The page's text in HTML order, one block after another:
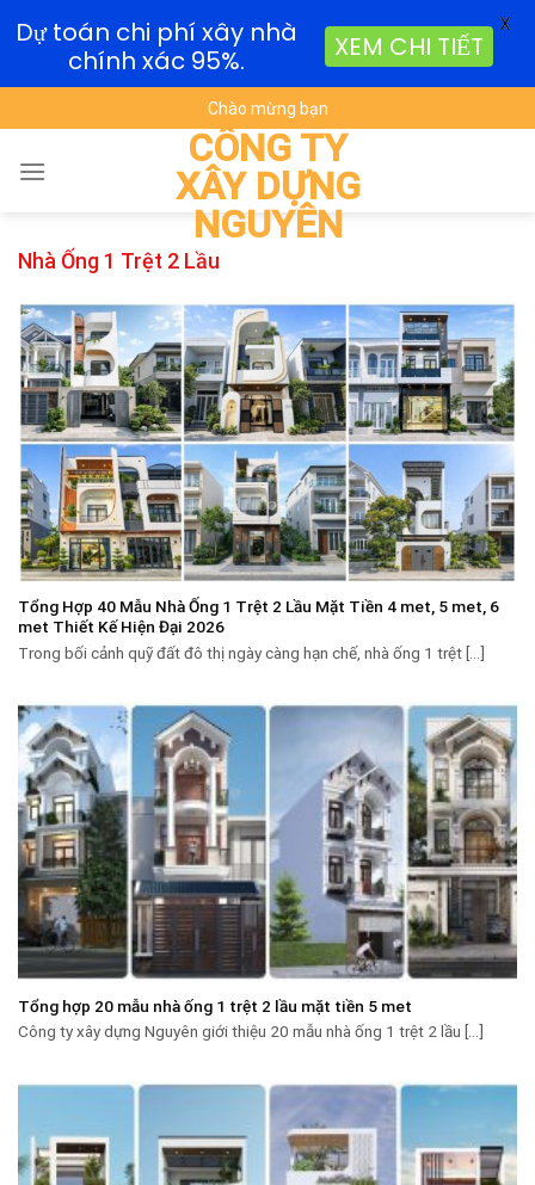
to
content
Chào mừng bạn
CÔNG TY
XÂY DỰNG
NGUYÊN
Nhà Ống 1 Trệt 2 Lầu
Tổng Hợp 40 Mẫu Nhà Ống 1 Trệt 2 Lầu Mặt Tiền 4 met, 5 met, 6
met Thiết Kế Hiện Đại 2026
Trong bối cảnh quỹ đất đô thị ngày càng hạn chế, nhà ống 1 trệt [...]
Tổng hợp 20 mẫu nhà ống 1 trệt 2 lầu mặt tiền 5 met
Công ty xây dựng Nguyên giới thiệu 20 mẫu nhà ống 1 trệt 2 lầu [...]
Dự toán chi phí xây nhà
chính xác 95%.
XEM CHI TIẾT
X